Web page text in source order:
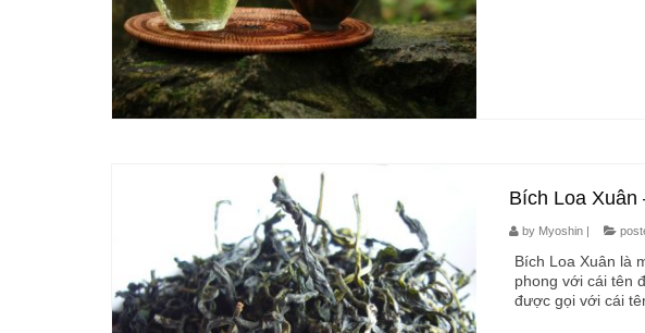
Bích Loa Xuân
by Myoshin|
Bích Loa Xuân là
phong với cái tên
được gọi với cái